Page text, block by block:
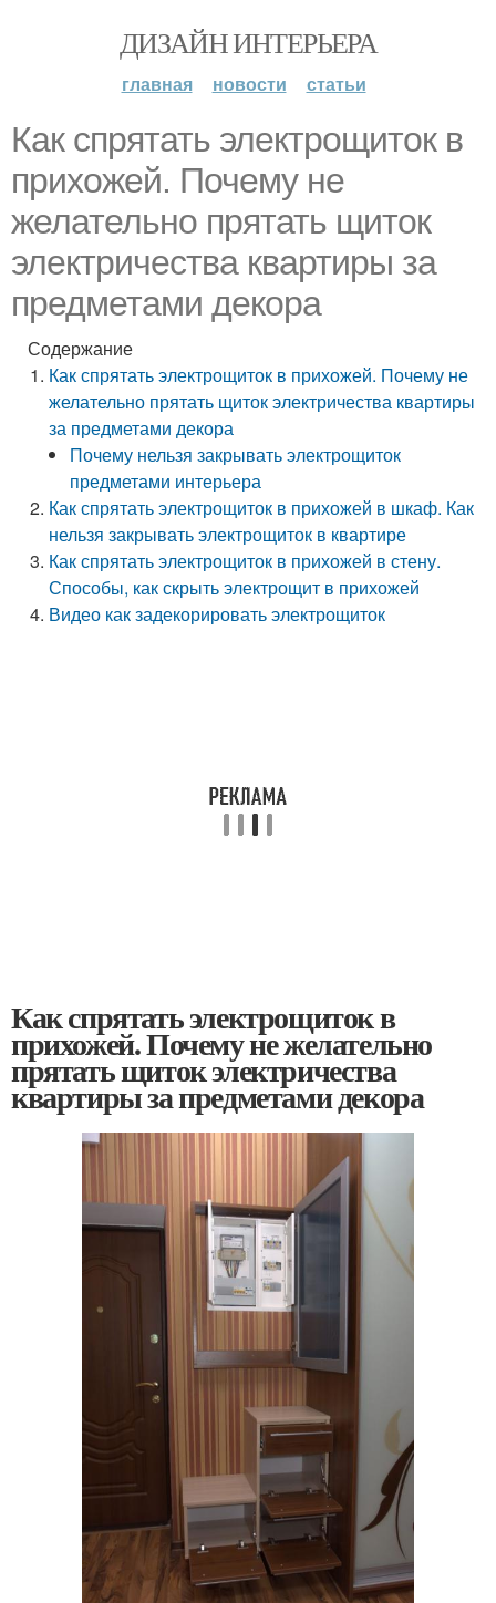
ДИЗАЙН ИНТЕРЬЕРА
главная новости статьи
Как спрятать электрощиток в
прихожей. Почему не
желательно прятать щиток
электричества квартиры за
предметами декора
Содержание
Как спрятать электрощиток в прихожей. Почему не
желательно прятать щиток электричества квартиры
за предметами декора
Почему нельзя закрывать электрощиток
предметами интерьера
Как спрятать электрощиток в прихожей в шкаф. Как
нельзя закрывать электрощиток в квартире
Как спрятать электрощиток в прихожей в стену.
Способы, как скрыть электрощит в прихожей
Видео как задекорировать электрощиток
Как спрятать электрощиток в
прихожей. Почему не желательно
прятать щиток электричества
квартиры за предметами декора